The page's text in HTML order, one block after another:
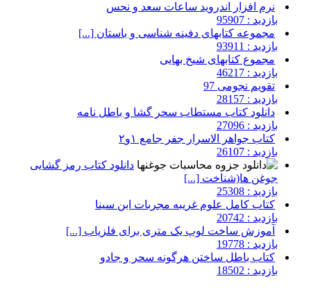
نرم افزار اندروید ساعات سعد و نحس
بازدید : 95907
مجموعه کتابهای دفینه شناسی و باستان [...]
بازدید : 93911
مجموع کتابهای شیخ بهایی
بازدید : 46217
تقویم نجومی 97
بازدید : 28157
دانلود کتاب مستطاب سحر گشا و باطل نامه
بازدید : 27096
کتاب جواهر الاسرار جفر جامع ۱و۲
بازدید : 26107
دانلود کتاب رمز گشایی
جوغن ها(شناخت [...]
بازدید : 25308
کتاب کامل علوم غریبه مجربات ابن سینا
بازدید : 20742
آموزش ساخت لوپ یک متری برای فلزیاب [...]
بازدید : 19778
کتاب باطل ساختن هرگونه سحر و جادو
بازدید : 18502